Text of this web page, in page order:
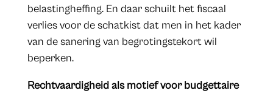
belastingheffing. En daar schuilt het fiscaal
verlies voor de schatkist dat men in het kader
van de sanering van begrotingstekort wil
beperken.
Rechtvaardigheid als motief voor budgettaire